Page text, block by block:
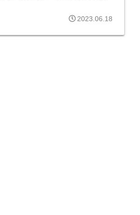
2023.06.18